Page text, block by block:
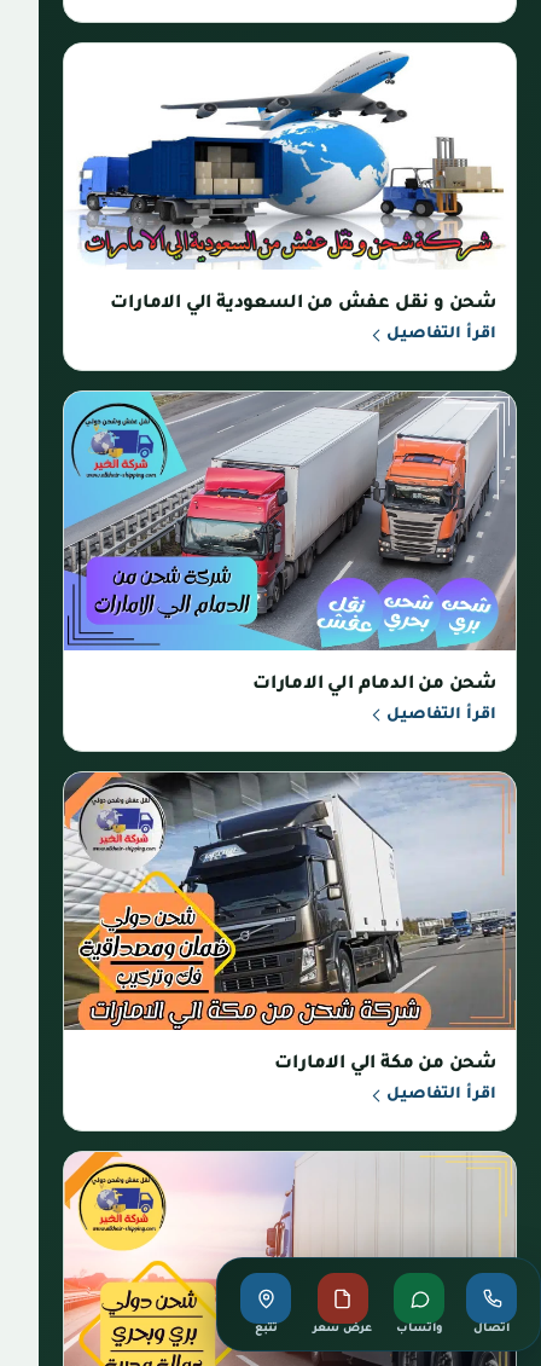
شحن و نقل عفش من السعودية الي الامارات
اقرأ التفاصيل
شحن من الدمام الي الامارات
اقرأ التفاصيل
شحن من مكة الي الامارات
اقرأ التفاصيل
اتصال واتساب عرض سعر تتبع